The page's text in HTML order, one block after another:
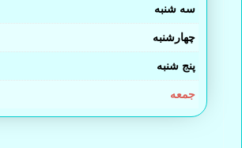
سه شنبه
چهارشنبه
پنج شنبه
جمعه